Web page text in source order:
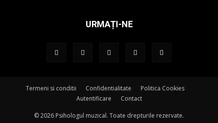
URMAȚI-NE
Termeni si conditii Confidentialitate
Politica Cookies
Autentificare
Contact
© 2026 Psihologul muzical. Toate drepturile rezervate.